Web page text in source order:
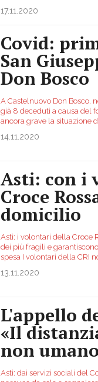
17.11.2020
Covid:
San
Don Bosco
A Castelnuovo Don Bosco,
già 8 deceduti a causa del
ancora grave la situazione
14.11.2020
Asti: con i
Croce
domicilio
Asti: i volontari della Croce
dei più fragili e
spesa I volontari della CRI
13.11.2020
L'appello
«Il
non
Asti: dai servizi sociali del